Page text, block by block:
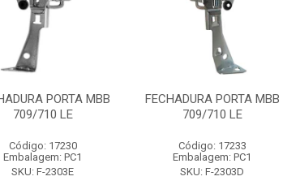
PORTA MBB
709/710 LE
Código: 17230
Embalagem: PC1
SKU: F-2303E
FECHADURA PORTA MBB
709/710 LE
Código: 17233
Embalagem: PC1
SKU: F-2303D